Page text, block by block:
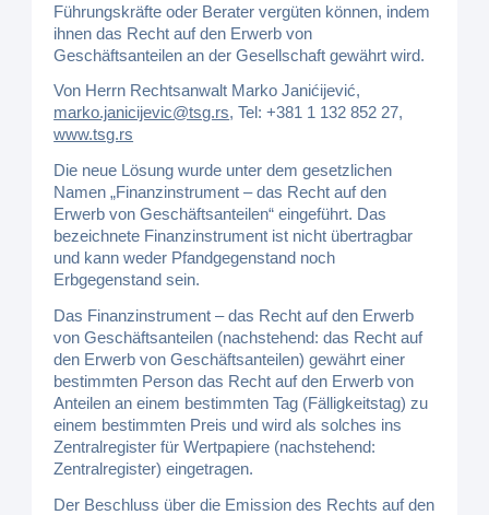
Führungskräfte oder Berater vergüten können, indem
ihnen das Recht auf den Erwerb von
Geschäftsanteilen an der Gesellschaft gewährt wird.
Von Herrn Rechtsanwalt Marko Janićijević,
marko.janicijevic@tsg.rs, Tel: +381 1 132 852 27,
www.tsg.rs
Die neue Lösung wurde unter dem gesetzlichen
Namen „Finanzinstrument – das Recht auf den
Erwerb von Geschäftsanteilen“ eingeführt. Das
bezeichnete Finanzinstrument ist nicht übertragbar
und kann weder Pfandgegenstand noch
Erbgegenstand sein.
Das Finanzinstrument – das Recht auf den Erwerb
von Geschäftsanteilen (nachstehend: das Recht auf
den Erwerb von Geschäftsanteilen) gewährt einer
bestimmten Person das Recht auf den Erwerb von
Anteilen an einem bestimmten Tag (Fälligkeitstag) zu
einem bestimmten Preis und wird als solches ins
Zentralregister für Wertpapiere (nachstehend:
Zentralregister) eingetragen.
Der Beschluss über die Emission des Rechts auf den